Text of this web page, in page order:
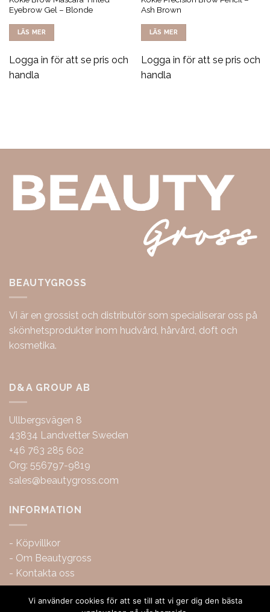
Eyebrow Gel – Blonde
LÄS MER
Logga in för att se pris och
handla
Ash Brown
LÄS MER
Logga in för att se pris och
handla
BEAUTYGROSS
Vi är en grossist och distributör som specialiserar oss på
skönhetsprodukter inom hudvård, hårvård, doft och
kosmetika.
D&A GROUP AB
Ullbergsvägen 8
43834 Landvetter Sweden
+46 763 285 602
Org: 556797-9819
sales@beautygross.com
INFORMATION
- Köpvillkor
- Om Beautygross
- Kontakta oss
Vi använder cookies för att se till att vi ger dig den bästa